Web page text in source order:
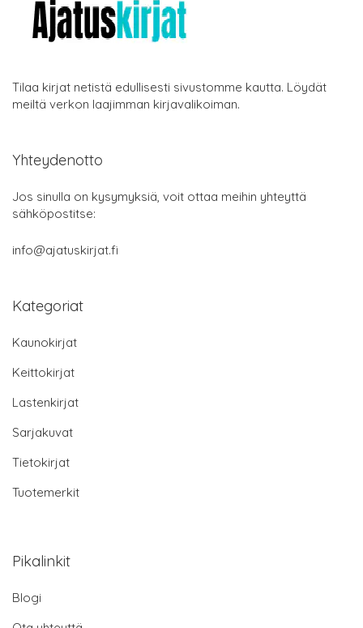
Tilaa kirjat netistä edullisesti sivustomme kautta. Löydät
meiltä verkon laajimman kirjavalikoiman.
Yhteydenotto
Jos sinulla on kysymyksiä, voit ottaa meihin yhteyttä
sähköpostitse:
info@ajatuskirjat.fi
Kategoriat
Kaunokirjat
Keittokirjat
Lastenkirjat
Sarjakuvat
Tietokirjat
Tuotemerkit
Pikalinkit
Blogi